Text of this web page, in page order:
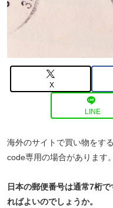
X
LINE
海外のサイトで買い物をす
code専用の場合があります。
日本の郵便番号は通常7桁
ればよいのでしょうか。